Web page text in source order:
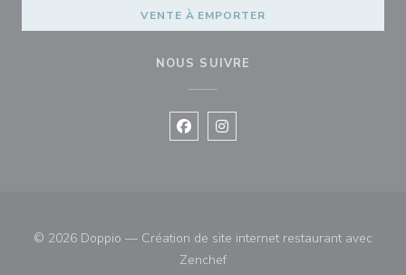
VENTE À EMPORTER
NOUS SUIVRE
Facebook ((ouvre une nouvelle
Instagram ((ouvre une
© 2026 Doppio — Création de site internet restaurant avec
Zenchef((ouvre une nouvelle fenêtre))